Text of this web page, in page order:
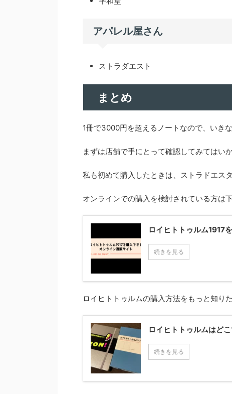
アパレル屋さん
ストラダエスト
まとめ
1冊で3000円を超えるノートなので、いき
まずは店舗で手にとって確認してみてはい
私も初めて購入したときは、ストラドエス
オンラインでの購入を検討されている方は
ロイヒトトゥルム1917
続きを見る
ロイヒトトゥルムの購入方法をもっと知り
ロイヒトトゥルムはど
続きを見る